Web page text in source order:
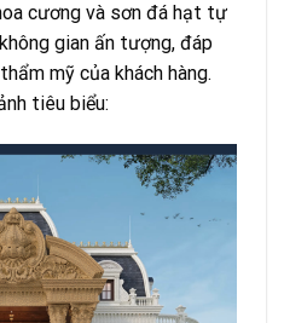
cương và sơn đá hạt tự
gian ấn tượng, đáp
mỹ của khách hàng.
tiêu biểu: